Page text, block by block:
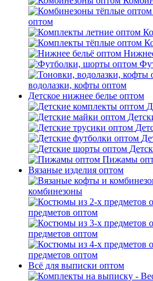
оптом
водолазки, кофты оптом
Детское нижнее белье оптом
Пижамы
Вязаные изделия оптом
комбинезоны
предметов оптом
предметов оптом
предметов оптом
Всё для выписки оптом